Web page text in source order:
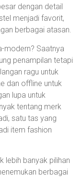
dengan detail
menjadi favorit,
berbagai atasan.
modern? Saatnya
penampilan tetapi
ragu untuk
dan offline untuk
lupa untuk
tentang merk
satu tas yang
item fashion
lebih banyak pilihan
berbagai